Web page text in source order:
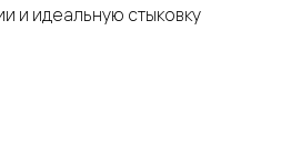
и идеальную стыковку